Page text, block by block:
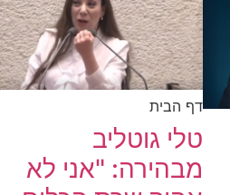
דף הבית
טלי גוטליב
מבהירה: "אני לא